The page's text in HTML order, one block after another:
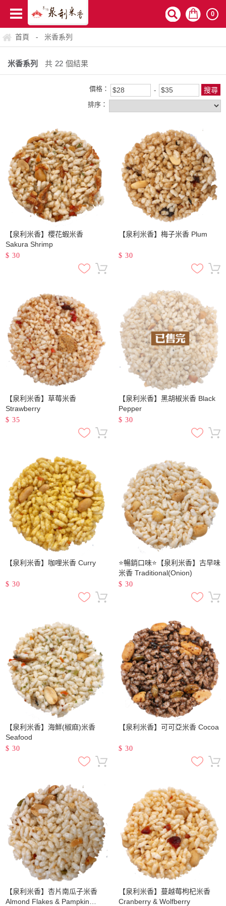
0
首頁 - 米香系列
米香系列 共 22 個結果
價格：
排序：
【泉利米香】櫻花蝦米香
Sakura Shrimp
$ 30
【泉利米香】梅子米香 Plum
$ 30
【泉利米香】草莓米香
Strawberry
$ 35
【泉利米香】黑胡椒米香 Black
Pepper
$ 30
【泉利米香】咖哩米香 Curry
$ 30
⭐暢銷口味⭐【泉利米香】古早味
米香 Traditional(Onion)
$ 30
【泉利米香】海鮮(椒麻)米香
Seafood
$ 30
【泉利米香】可可亞米香 Cocoa
$ 30
【泉利米香】杏片南瓜子米香
Almond Flakes & Pampkin
【泉利米香】蔓越莓枸杞米香
Cranberry & Wolfberry